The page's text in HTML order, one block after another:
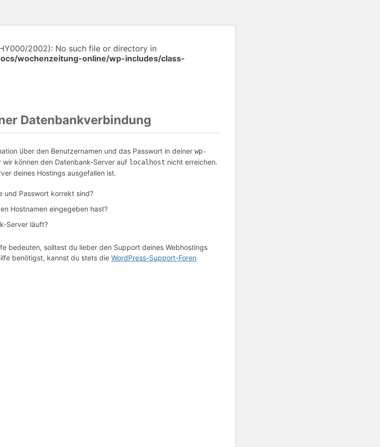
2002): No such file or directory in
wochenzeitung-online/wp-includes/class-
Datenbankverbindung
über den Benutzernamen und das Passwort in deiner wp-
können den Datenbank-Server auf localhost nicht erreichen.
deines Hostings ausgefallen ist.
und Passwort korrekt sind?
Hostnamen eingegeben hast?
Server läuft?
bedeuten, solltest du lieber den Support deines Webhostings
benötigst, kannst du stets die WordPress-Support-Foren